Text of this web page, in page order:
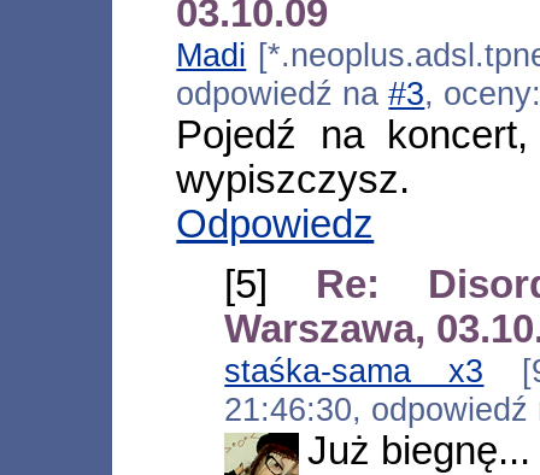
03.10.09
Madi
odpowiedź na#3,
Pojedź na
wypiszczysz.
Odpowiedz
[5] Re:
Warszawa,
staśka-sama x3
21:46:30,
Już biegnę...